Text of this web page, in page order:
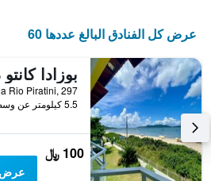
عرض كل الفنادق البالغ عددها 60
5.5 كيلومتر عن وسط المدينة
100 ﷼
عرض